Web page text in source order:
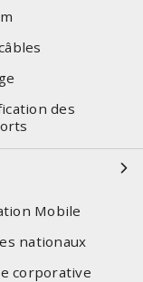
des
Mobile
nationaux
corporative